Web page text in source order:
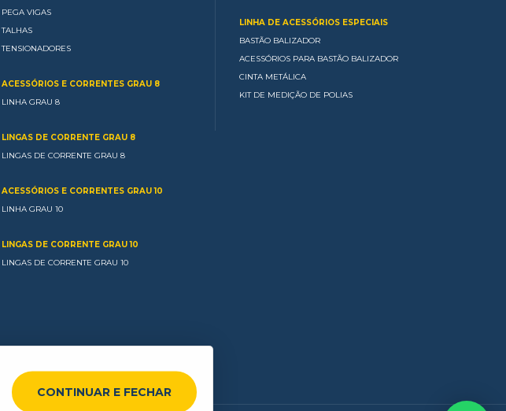
PEGA VIGAS
TALHAS
TENSIONADORES
ACESSÓRIOS E CORRENTES GRAU 8
LINHA GRAU 8
LINGAS DE CORRENTE GRAU 8
LINGAS DE CORRENTE GRAU 8
ACESSÓRIOS E CORRENTES GRAU 10
LINHA GRAU 10
LINGAS DE CORRENTE GRAU 10
LINGAS DE CORRENTE GRAU 10
LINHA DE ACESSÓRIOS ESPECIAIS
BASTÃO BALIZADOR
ACESSÓRIOS PARA BASTÃO BALIZADOR
CINTA METÁLICA
KIT DE MEDIÇÃO DE POLIAS
CONTINUAR E FECHAR